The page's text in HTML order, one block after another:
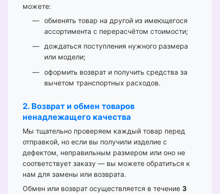
можете:
обменять товар на другой из имеющегося
ассортимента с перерасчётом стоимости;
дождаться поступления нужного размера
или модели;
оформить возврат и получить средства за
вычетом транспортных расходов.
2. Возврат и обмен товаров
ненадлежащего качества
Мы тщательно проверяем каждый товар перед
отправкой, но если вы получили изделие с
дефектом, неправильным размером или оно не
соответствует заказу — вы можете обратиться к
нам для замены или возврата.
Обмен или возврат осуществляется в течение 3